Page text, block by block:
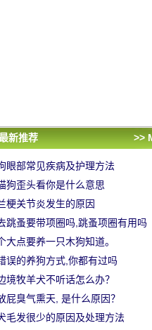
行
狗歪头看你是什么意思
跳蚤要带项圈吗,跳蚤项圈有用吗
大点要养一只木狗知道。
误的养狗方式,你都有过吗
境牧羊犬不听话怎么办？
屁臭气熏天, 是什么原因？
毛发很少的原因及处理方法
新推荐 >>
眼部常见疾病及护理方法
狗歪头看你是什么意思
梗关节炎发生的原因
跳蚤要带项圈吗,跳蚤项圈有用吗
大点要养一只木狗知道。
误的养狗方式,你都有过吗
境牧羊犬不听话怎么办？
屁臭气熏天, 是什么原因？
毛发很少的原因及处理方法